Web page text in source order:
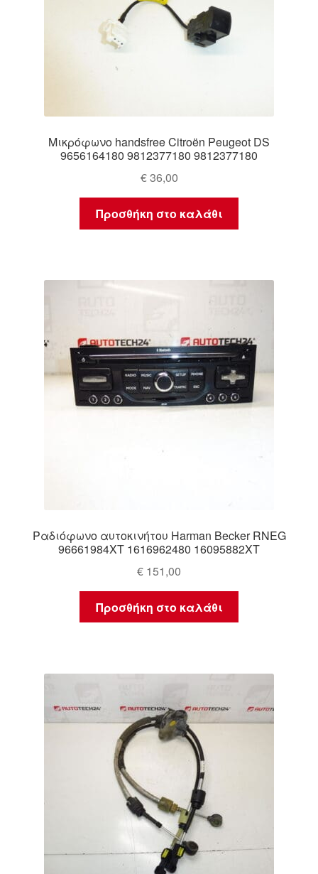
Μικρόφωνο handsfree Citroën Peugeot DS
9656164180 9812377180 9812377180
€36,00
Προσθήκη στο καλάθι
Ραδιόφωνο αυτοκινήτου Harman Becker RNEG
96661984XT 1616962480 16095882XT
€ 151,00
Προσθήκη στο καλάθι